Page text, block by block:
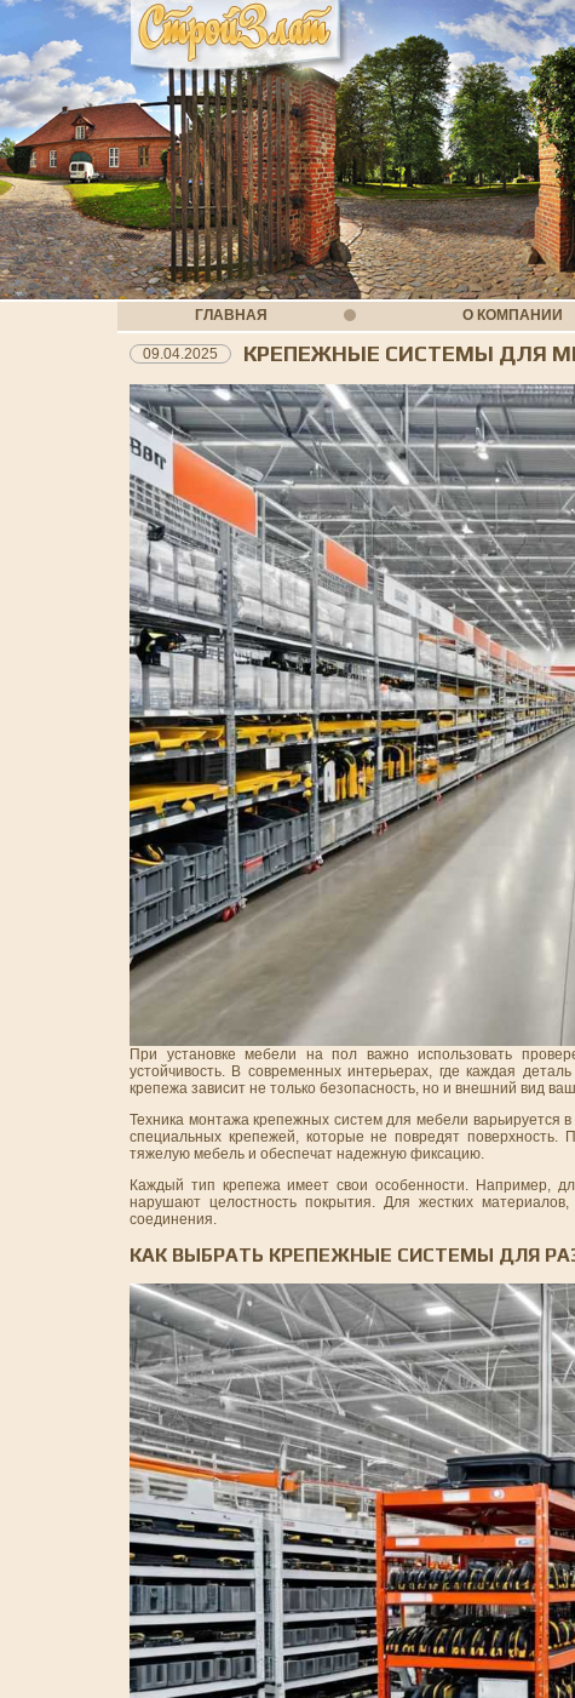
ГЛАВНАЯ О КОМПАНИИ
09.04.2025 КРЕПЕЖНЫЕ СИСТЕМЫ ДЛЯ
При установке мебели на пол важно использовать
устойчивость. В современных интерьерах, где каждая
крепежа зависит не только безопасность, но и внешний вид
Техника монтажа крепежных систем для мебели варьируется
специальных крепежей, которые не повредят
тяжелую мебель и обеспечат надежную фиксацию.
Каждый тип крепежа имеет свои особенности. Например,
нарушают целостность покрытия. Для жестких
соединения.
КАК ВЫБРАТЬ КРЕПЕЖНЫЕ СИСТЕМЫ ДЛЯ